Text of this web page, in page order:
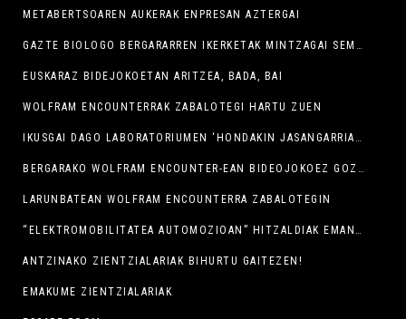
METABERTSOAREN AUKERAK ENPRESAN AZTERGAI
GAZTE BIOLOGO BERGARARREN IKERKETAK MINTZAGAI SEMINARIXOAN
EUSKARAZ BIDEJOKOETAN ARITZEA, BADA, BAI
WOLFRAM ENCOUNTERRAK ZABALOTEGI HARTU ZUEN
IKUSGAI DAGO LABORATORIUMEN ‘HONDAKIN JASANGARRIAK: FIKZIOA EDO ERREALITATEA?’ ERAKUSKETA
BERGARAKO WOLFRAM ENCOUNTER-EAN BIDEOJOKOEZ GOZATZEKO ELKARTUKO GARA
LARUNBATEAN WOLFRAM ENCOUNTERRA ZABALOTEGIN
“ELEKTROMOBILITATEA AUTOMOZIOAN” HITZALDIAK EMAN DIO HASIERA AURTENGO ZTB JARDUNALDIEI
ANTZINAKO ZIENTZIALARIAK BIHURTU GAITEZEN!
EMAKUME ZIENTZIALARIAK